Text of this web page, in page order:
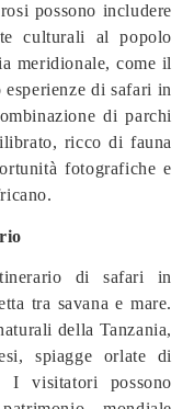
possono includere
culturali al popolo
meridionale, come il
di safari in
di parchi
ricco di fauna
fotografiche e
di safari in
tra savana e mare.
della Tanzania,
spiagge orlate di
visitatori possono